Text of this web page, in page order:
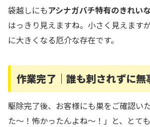
袋越しにもアシナガバチ特有のきれい
はっきり見えますね。小さく見えます
に大きくなる厄介な存在です。
作業完了｜誰も刺されずに無
駆除完了後、お客様にも巣をご確認い
た〜！怖かったんよね〜！」と、とて